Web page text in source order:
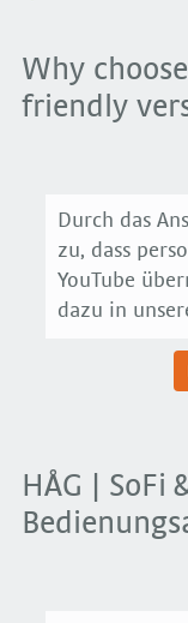
Why
friendly
Durch das
zu, dass
YouTube
dazu in
HÅG | SoFi